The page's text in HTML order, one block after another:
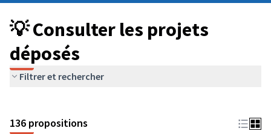
💡 Consulter les projets
déposés
Filtrer et rechercher
136 propositions